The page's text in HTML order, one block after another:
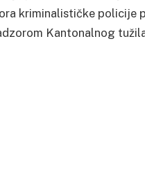
kriminalističke policije
Kantonalnog